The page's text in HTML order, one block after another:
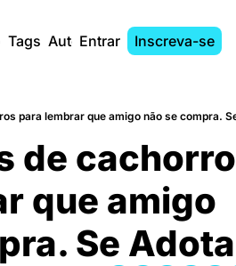
Tags AutoresEntrar Inscreva-se
para lembrar que amigo não se compra.
de
que amigo
Se